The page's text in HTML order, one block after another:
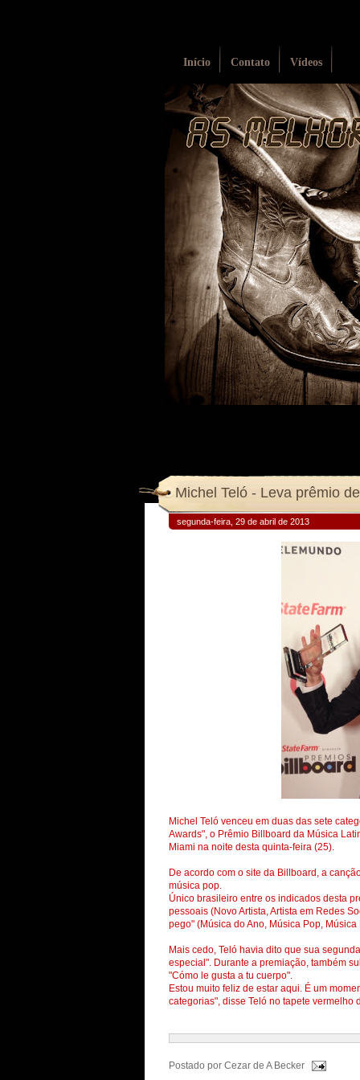
Início Contato Vídeos
Michel Teló - Leva prêmio
segunda-feira, 29 de abril de 2013
Michel Teló venceu em duas das sete
Awards", o Prêmio Billboard da Música
Miami na noite desta quinta-feira (25).
De acordo com o site da Billboard, a
música pop.
Único brasileiro entre os indicados desta
pessoais (Novo Artista, Artista em Redes
pego" (Música do Ano, Música Pop,
Mais cedo, Teló havia dito que sua
especial". Durante a premiação, também
"Cómo le gusta a tu cuerpo".
Estou muito feliz de estar aqui. É um
categorias", disse Teló no tapete
Postado por Cezar de A Becker